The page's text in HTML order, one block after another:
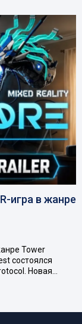
игра в жанре
Tower
состоялся
Новая…